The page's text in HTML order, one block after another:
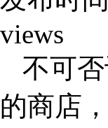
views
不可
的商店